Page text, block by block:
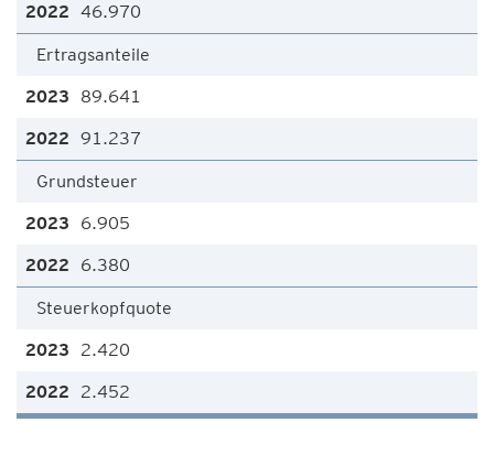
46.970
Ertragsanteile
89.641
91.237
Grundsteuer
6.905
6.380
Steuerkopfquote
2.420
2.452